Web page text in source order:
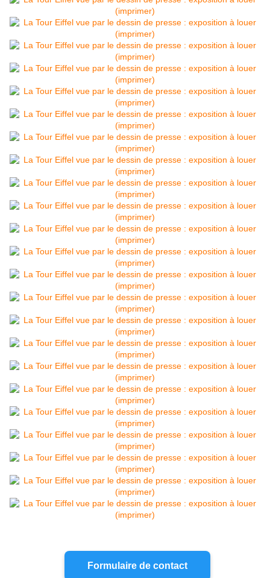
Formulaire de contact